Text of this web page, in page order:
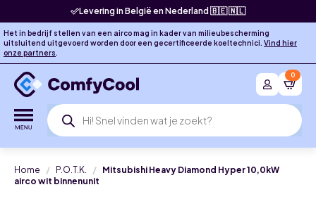
Levering in België en Nederland 🇧🇪 🇳🇱
Het in bedrijf stellen van een airco mag in kader van milieubescherming
uitsluitend uitgevoerd worden door een gecertificeerde koeltechnici. Vind hier
onze partners.
Producten
zoeken
0
Home P.O.T.K.
Mitsubishi Heavy Diamond Hyper 10,0kW
airco wit binnenunit